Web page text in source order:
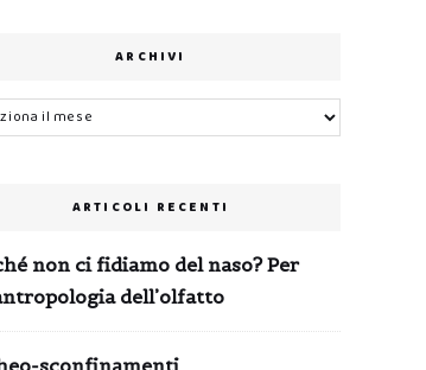
ARCHIVI
ARTICOLI RECENTI
non ci fidiamo del naso? Per
dell’olfatto
sconfinamenti